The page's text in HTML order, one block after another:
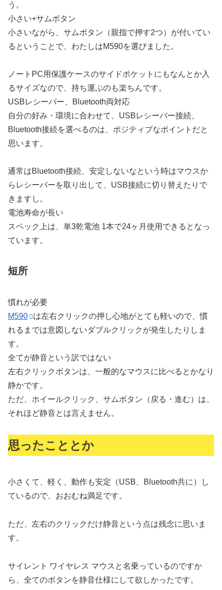
う。
小さい+サムボタン
小さいながら、サムボタン（親指で押す2つ）が付いてい
るということで、わたしはM590を選びました。
ノートPC用保護ケースのサイドポケットにもなんとか入
るサイズなので、持ち運ぶのも楽ちんです。
USBレシーバー、Bluetooth両対応
自分の好み・環境に合わせて、USBレシーバー接続、
Bluetooth接続を選べるのは、ポジティブなポイントだと
思います。
通常はBluetooth接続、安定しないなという時はマウスか
らレシーバーを取り出して、USB接続に切り替えたりで
きますし。
電池寿命が長い
スペック上は、単3乾電池 1本で24ヶ月使用できるとなっ
ています。
短所
慣れが必要
M590
は左右クリックの押し心地がとても軽いので、慣
れるまでは意図しないダブルクリックが発生したりしま
す。
全てが静音という訳ではない
左右クリックボタンは、一般的なマウスに比べるとかなり
静かです。
ただ、ホイールクリック、サムボタン（戻る・進む）は、
それほど静音とは言えません。
思ったこととか
小さくて、軽く、動作も安定（USB、Bluetooth共に）し
ているので、おおむね満足です。
ただ、左右のクリックだけ静音という点は残念に思いま
す。
サイレント ワイヤレス マウスと名乗っているのですか
ら、全てのボタンを静音仕様にして欲しかったです。